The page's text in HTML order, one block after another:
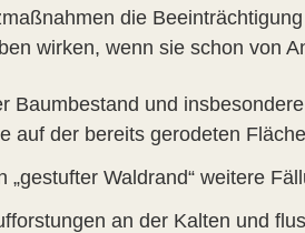
die
wirken, wenn sie schon von
Baumbestand und
auf der bereits gerodeten
„gestufter Waldrand“ weitere
an der Kalten und